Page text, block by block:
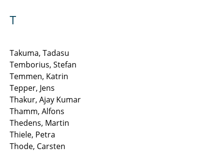
T
Takuma, Tadasu
Temborius, Stefan
Temmen, Katrin
Tepper, Jens
Thakur, Ajay Kumar
Thamm, Alfons
Thedens, Martin
Thiele, Petra
Thode, Carsten